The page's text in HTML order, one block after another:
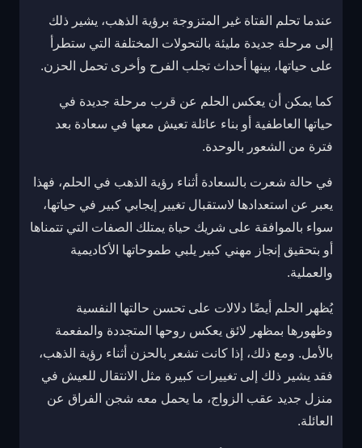
عندما تحلم الفتاة غير المتزوجة برؤية الذهب، يشير ذلك
إلى مرحلة جديدة مليئة بالتحولات المختلفة التي ستطرأ
على حياتها، بينها أحداث تجلب الفرح وأخرى تحمل الحزن.
كما يمكن أن يعكس الحلم عن قرب مرحلة جديدة في
حياتها العاطفية أو بناء عائلة تعيش معها في سعادة بعد
فترة من الشعور بالوحدة.
في حالة شعرت بالسعادة أثناء رؤية الذهب في الحلم، فهذا
يعبر عن استعدادها لاستقبال تغيير إيجابي كبير في حياتها،
سواء بالموافقة على شريك حياة يمتلك الصفات التي تتمناها
أو بتحقيق إنجاز مهني كبير يلبي طموحاتها الأكاديمية
والعملية.
يُظهر الحلم أيضًا دلالات على تحسن حالتها النفسية
وظهورها بمظهر لائق يعكس روحها المتجددة والمفعمة
بالأمل. ومع ذلك، إذا كانت تشعر بالحزن أثناء رؤية الذهب،
فقد يشير ذلك إلى تغييرات كبيرة مثل الانتقال للعيش في
منزل جديد عقب الزواج، ما يحمل معه شجن الفراق عن
العائلة.